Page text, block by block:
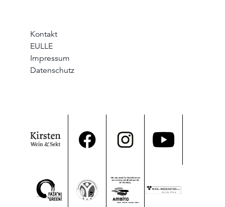
Kontakt
EULLE
Impressum
Datenschutz